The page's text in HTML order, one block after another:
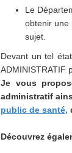
Le
obtenir une
sujet.
Devant un tel
ADMINISTRATIF
Je vous
administratif
public de santé,
Découvrez